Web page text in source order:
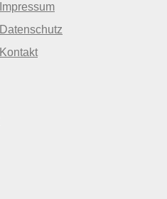
Impressum
Datenschutz
Kontakt